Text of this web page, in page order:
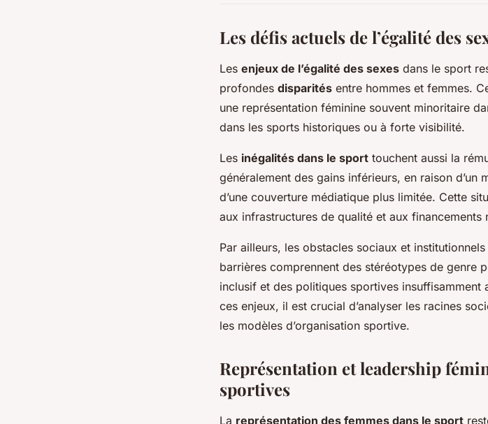
Les défis actuels de l’égalité des
Les enjeux de l’égalité des sexes dans le sport
profondes disparités entre hommes et femmes.
une représentation féminine souvent minoritaire
dans les sports historiques ou à forte visibilité.
Les inégalités dans le sport touchent aussi la
généralement des gains inférieurs, en raison
d’une couverture médiatique plus limitée. Cette
aux infrastructures de qualité et aux
Par ailleurs, les obstacles sociaux et
barrières comprennent des stéréotypes de genre
inclusif et des politiques sportives insuffisamment
ces enjeux, il est crucial d’analyser les racines
les modèles d’organisation sportive.
Représentation et leadership
sportives
La représentation des femmes dans le sport